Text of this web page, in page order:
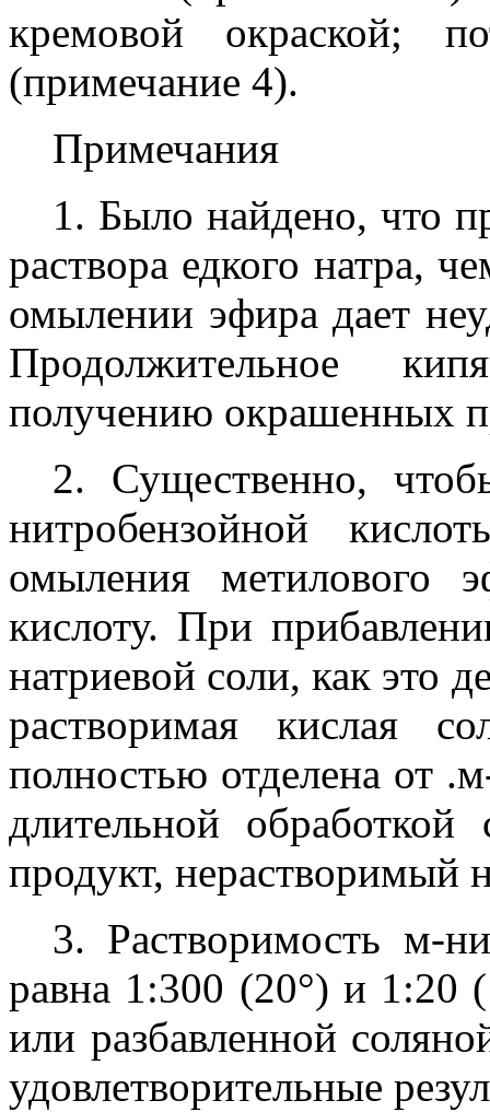
кремовой окраской;
(примечание 4).
Примечания
1. Было найдено, что
раствора едкого натра,
омылении эфира дает
Продолжительное
получению окрашенных
2. Существенно,
нитробензойной
омыления метилового
кислоту. При
натриевой соли, как это
растворимая кислая
полностью отделена от
длительной обработкой
продукт, нерастворимый
3. Растворимость м-
равна 1:300 (20°) и 1:20
или разбавленной
удовлетворительные